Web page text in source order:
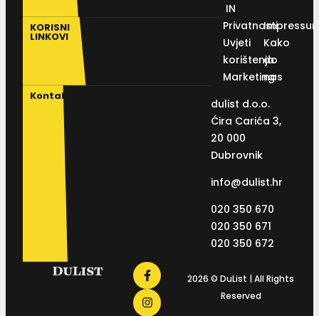
IN
KORISNI
LINKOVI
Privatnosti
Uvjeti
korištenja
Marketing
Kako
do
nas
Kontakt
dulist d.o.o.
Ćira Carića 3,
20 000
Dubrovnik
info@dulist.hr
020 350 670
020 350 671
020 350 672
2026 © DuList | All Rights
Reserved